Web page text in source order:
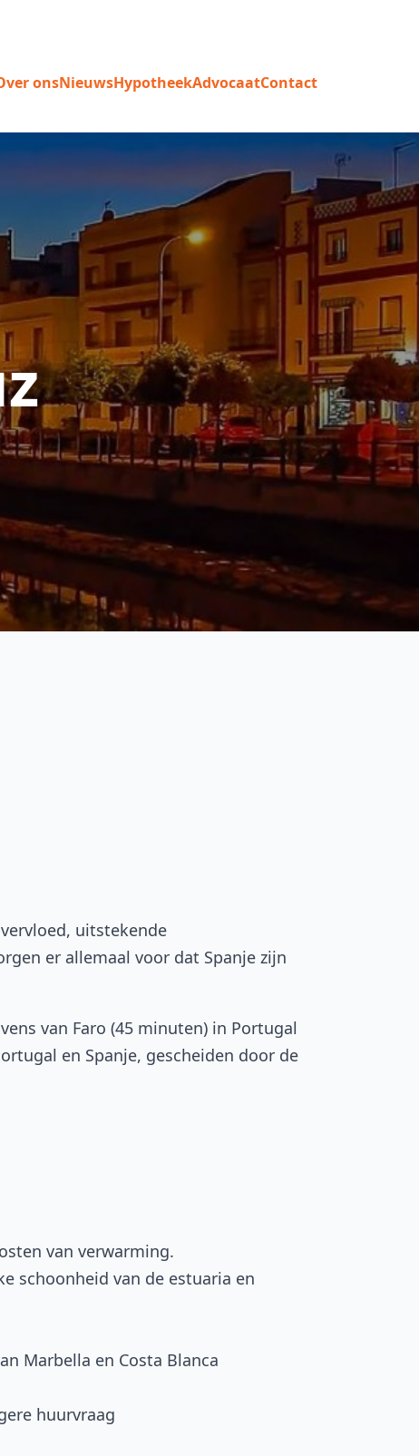
onsNieuwsHypotheekAdvocaatContact
uitstekende
er allemaal voor dat Spanje zijn
van Faro (45 minuten) in Portugal
en Spanje, gescheiden door de
van verwarming.
schoonheid van de estuaria en
Marbella en Costa Blanca
huurvraag